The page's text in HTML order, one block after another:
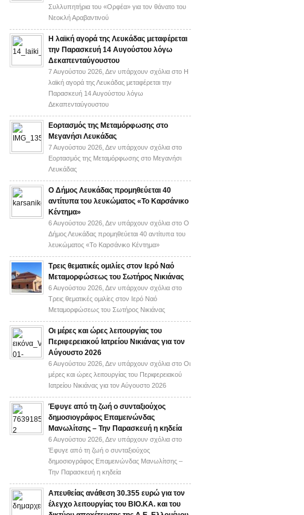
Συλλυπητήρια του «Ορφέα» για τον θάνατο του
Νεοκλή Αραβαντινού
Η λαϊκή αγορά της Λευκάδας μεταφέρεται
την Παρασκευή 14 Αυγούστου λόγω
Δεκαπενταύγουστου
7 Αυγούστου 2026, Δεν υπάρχουν σχόλια στο Η
λαϊκή αγορά της Λευκάδας μεταφέρεται την
Παρασκευή 14 Αυγούστου λόγω
Δεκαπενταύγουστου
Εορτασμός της Μεταμόρφωσης στο
Μεγανήσι Λευκάδας
7 Αυγούστου 2026, Δεν υπάρχουν σχόλια στο
Εορτασμός της Μεταμόρφωσης στο Μεγανήσι
Λευκάδας
Ο Δήμος Λευκάδας προμηθεύεται 40
αντίτυπα του λευκώματος «Το Καρσάνικο
Κέντημα»
6 Αυγούστου 2026, Δεν υπάρχουν σχόλια στο Ο
Δήμος Λευκάδας προμηθεύεται 40 αντίτυπα του
λευκώματος «Το Καρσάνικο Κέντημα»
Τρεις θεματικές ομιλίες στον Ιερό Ναό
Μεταμορφώσεως του Σωτήρος Νικιάνας
6 Αυγούστου 2026, Δεν υπάρχουν σχόλια στο
Τρεις θεματικές ομιλίες στον Ιερό Ναό
Μεταμορφώσεως του Σωτήρος Νικιάνας
Οι μέρες και ώρες λειτουργίας του
Περιφερειακού Ιατρείου Νικιάνας για τον
Αύγουστο 2026
6 Αυγούστου 2026, Δεν υπάρχουν σχόλια στο Οι
μέρες και ώρες λειτουργίας του Περιφερειακού
Ιατρείου Νικιάνας για τον Αύγουστο 2026
Έφυγε από τη ζωή ο συνταξιούχος
δημοσιογράφος Επαμεινώνδας
Μανωλίτσης – Την Παρασκευή η κηδεία
6 Αυγούστου 2026, Δεν υπάρχουν σχόλια στο
Έφυγε από τη ζωή ο συνταξιούχος
δημοσιογράφος Επαμεινώνδας Μανωλίτσης –
Την Παρασκευή η κηδεία
Απευθείας ανάθεση 30.355 ευρώ για τον
έλεγχο λειτουργίας του ΒΙΟ.ΚΑ. και του